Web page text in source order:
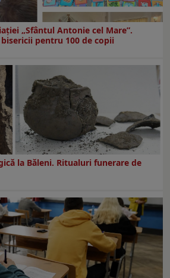
„Sfântul Antonie cel Mare”.
pentru 100 de copii
la Băleni. Ritualuri funerare de